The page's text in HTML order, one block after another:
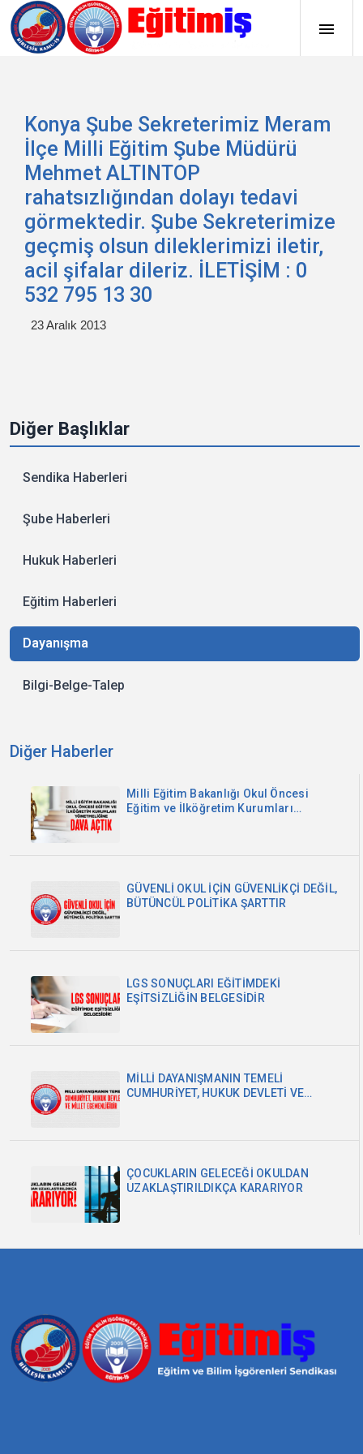
Diğer Başlıklar
Sendika Haberleri
Şube Haberleri
Hukuk Haberleri
Eğitim Haberleri
Dayanışma
Bilgi-Belge-Talep
Diğer Haberler
Milli Eğitim Bakanlığı Okul Öncesi
Eğitim ve İlköğretim Kurumları
GÜVENLİ OKUL İÇİN GÜVENLİKÇİ DEĞİL,
BÜTÜNCÜL POLİTİKA ŞARTTIR
LGS SONUÇLARI EĞİTİMDEKİ
EŞİTSİZLİĞİN BELGESİDİR
MİLLİ DAYANIŞMANIN TEMELİ
CUMHURİYET, HUKUK DEVLETİ VE
ÇOCUKLARIN GELECEĞİ OKULDAN
UZAKLAŞTIRILDIKÇA KARARIYOR
Konya Şube Sekreterimiz Meram
İlçe Milli Eğitim Şube Müdürü
Mehmet ALTINTOP
rahatsızlığından dolayı tedavi
görmektedir. Şube Sekreterimize
geçmiş olsun dileklerimizi iletir,
acil şifalar dileriz. İLETİŞİM : 0
532 795 13 30
23 Aralık 2013